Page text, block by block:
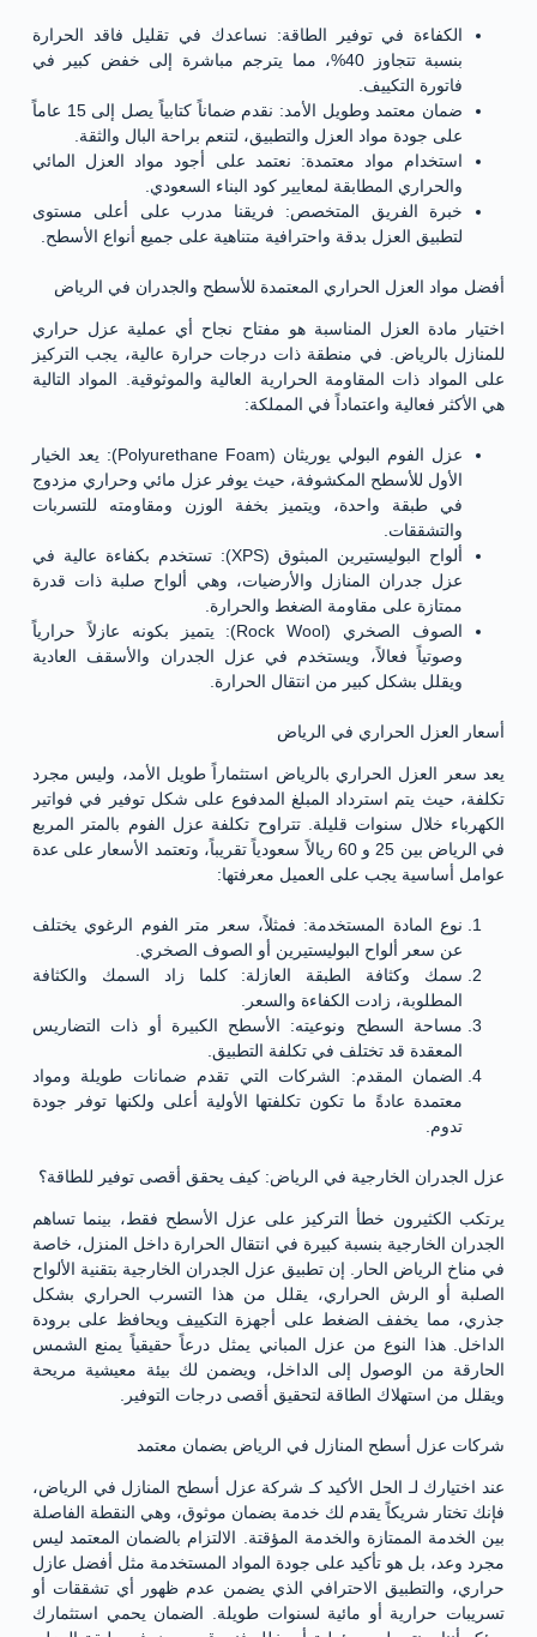
الكفاءة في توفير الطاقة: نساعدك في تقليل فاقد الحرارة
بنسبة تتجاوز 40%، مما يترجم مباشرة إلى خفض كبير في
فاتورة التكييف.
ضمان معتمد وطويل الأمد: نقدم ضماناً كتابياً يصل إلى 15 عاماً
على جودة مواد العزل والتطبيق، لتنعم براحة البال والثقة.
استخدام مواد معتمدة: نعتمد على أجود مواد العزل المائي
والحراري المطابقة لمعايير كود البناء السعودي.
خبرة الفريق المتخصص: فريقنا مدرب على أعلى مستوى
لتطبيق العزل بدقة واحترافية متناهية على جميع أنواع الأسطح.
أفضل مواد العزل الحراري المعتمدة للأسطح والجدران في الرياض
اختيار مادة العزل المناسبة هو مفتاح نجاح أي عملية عزل حراري
للمنازل بالرياض. في منطقة ذات درجات حرارة عالية، يجب التركيز
على المواد ذات المقاومة الحرارية العالية والموثوقية. المواد التالية
هي الأكثر فعالية واعتماداً في المملكة:
عزل الفوم البولي يوريثان (Polyurethane Foam): يعد الخيار
الأول للأسطح المكشوفة، حيث يوفر عزل مائي وحراري مزدوج
في طبقة واحدة، ويتميز بخفة الوزن ومقاومته للتسربات
والتشققات.
ألواح البوليستيرين المبثوق (XPS): تستخدم بكفاءة عالية في
عزل جدران المنازل والأرضيات، وهي ألواح صلبة ذات قدرة
ممتازة على مقاومة الضغط والحرارة.
الصوف الصخري (Rock Wool): يتميز بكونه عازلاً حرارياً
وصوتياً فعالاً، ويستخدم في عزل الجدران والأسقف العادية
ويقلل بشكل كبير من انتقال الحرارة.
أسعار العزل الحراري في الرياض
يعد سعر العزل الحراري بالرياض استثماراً طويل الأمد، وليس مجرد
تكلفة، حيث يتم استرداد المبلغ المدفوع على شكل توفير في فواتير
الكهرباء خلال سنوات قليلة. تتراوح تكلفة عزل الفوم بالمتر المربع
في الرياض بين 25 و 60 ريالاً سعودياً تقريباً، وتعتمد الأسعار على عدة
عوامل أساسية يجب على العميل معرفتها:
نوع المادة المستخدمة: فمثلاً، سعر متر الفوم الرغوي يختلف
عن سعر ألواح البوليستيرين أو الصوف الصخري.
سمك وكثافة الطبقة العازلة: كلما زاد السمك والكثافة
المطلوبة، زادت الكفاءة والسعر.
مساحة السطح ونوعيته: الأسطح الكبيرة أو ذات التضاريس
المعقدة قد تختلف في تكلفة التطبيق.
الضمان المقدم: الشركات التي تقدم ضمانات طويلة ومواد
معتمدة عادةً ما تكون تكلفتها الأولية أعلى ولكنها توفر جودة
تدوم.
عزل الجدران الخارجية في الرياض: كيف يحقق أقصى توفير للطاقة؟
يرتكب الكثيرون خطأ التركيز على عزل الأسطح فقط، بينما تساهم
الجدران الخارجية بنسبة كبيرة في انتقال الحرارة داخل المنزل، خاصة
في مناخ الرياض الحار. إن تطبيق عزل الجدران الخارجية بتقنية الألواح
الصلبة أو الرش الحراري، يقلل من هذا التسرب الحراري بشكل
جذري، مما يخفف الضغط على أجهزة التكييف ويحافظ على برودة
الداخل. هذا النوع من عزل المباني يمثل درعاً حقيقياً يمنع الشمس
الحارقة من الوصول إلى الداخل، ويضمن لك بيئة معيشية مريحة
ويقلل من استهلاك الطاقة لتحقيق أقصى درجات التوفير.
شركات عزل أسطح المنازل في الرياض بضمان معتمد
عند اختيارك لـ الحل الأكيد كـ شركة عزل أسطح المنازل في الرياض،
فإنك تختار شريكاً يقدم لك خدمة بضمان موثوق، وهي النقطة الفاصلة
بين الخدمة الممتازة والخدمة المؤقتة. الالتزام بالضمان المعتمد ليس
مجرد وعد، بل هو تأكيد على جودة المواد المستخدمة مثل أفضل عازل
حراري، والتطبيق الاحترافي الذي يضمن عدم ظهور أي تشققات أو
تسريبات حرارية أو مائية لسنوات طويلة. الضمان يحمي استثمارك